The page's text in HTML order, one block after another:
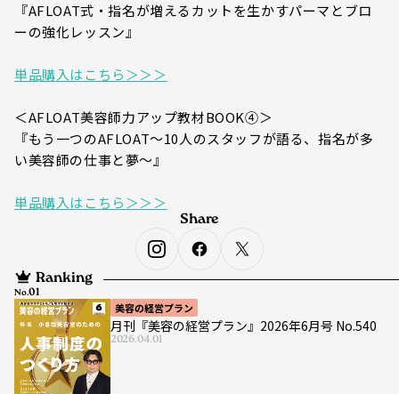
『AFLOAT式・指名が増えるカットを生かすパーマとブロ
ーの強化レッスン』
単品購入はこちら＞＞＞
＜AFLOAT美容師力アップ教材BOOK④＞
『もう一つのAFLOAT～10人のスタッフが語る、指名が多
い美容師の仕事と夢～』
単品購入はこちら＞＞＞
Ranking
美容の経営プラン
月刊『美容の経営プラン』2026年6月号 No.540
2026.04.01
No.
Share